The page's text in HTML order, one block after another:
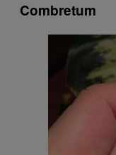
Combretum